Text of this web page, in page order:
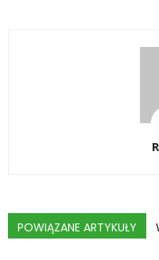
POWIĄZANE ARTYKUŁY